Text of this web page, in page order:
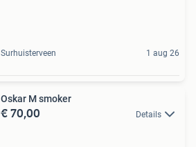
Surhuisterveen 1 aug 26
Oskar M smoker
€ 70,00 Details